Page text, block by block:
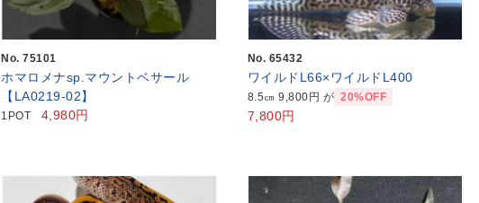
No. 75101
ホマロメナsp.マウントベサール
【LA0219-02】
1POT 4,980円
No. 65432
ワイルドL66×ワイルドL400
8.5㎝ 9,800円 が 20%OFF
7,800円